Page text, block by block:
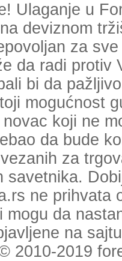
Ulaganje u
deviznom
za
da radi protiv
bi da
mogućnost
koji ne
da bude
za
savetnika.
ne prihvata
mogu da
na
2010-2019